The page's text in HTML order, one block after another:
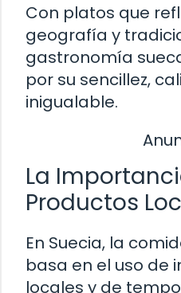
Con platos que
geografía y
gastronomía
por su sencillez,
inigualable.
La
Productos
En Suecia, la
basa en el uso de
locales y de